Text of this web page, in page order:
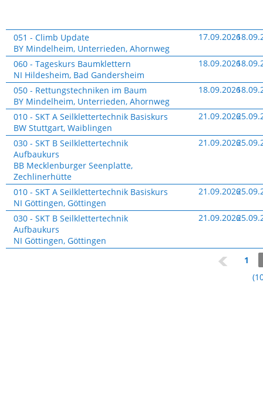
Website
Termine
Buchung
051 - Climb Update
BY Mindelheim, Unterrieden, Ahornweg
17.09.2026
Website
Termine
Buchung
060 - Tageskurs Baumklettern
NI Hildesheim, Bad Gandersheim
18.09.2026
Website
Termine
Buchung
050 - Rettungstechniken im Baum
BY Mindelheim, Unterrieden, Ahornweg
18.09.2026
Website
Termine
Buchung
010 - SKT A Seilklettertechnik Basiskurs
BW Stuttgart, Waiblingen
21.09.2026
Website
Termine
Buchung
030 - SKT B Seilklettertechnik
Aufbaukurs
BB Mecklenburger Seenplatte,
Zechlinerhütte
21.09.2026
Website
Termine
Buchung
010 - SKT A Seilklettertechnik Basiskurs
NI Göttingen, Göttingen
21.09.2026
Website
Termine
&
030 - SKT B Seilklettertechnik
Aufbaukurs
NI Göttingen, Göttingen
21.09.2026
1